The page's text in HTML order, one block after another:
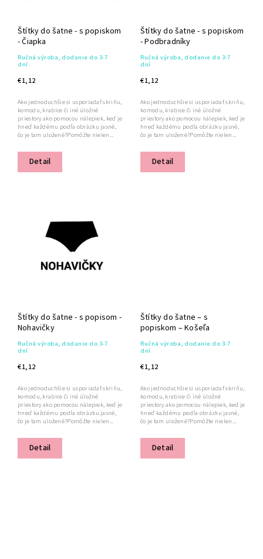
Štítky do šatne - s popiskom
- Čiapka
Ručná výroba, dodanie do 3-7
dní
€1,12
Detail
Ako jednoduchšie si usporiadať skriňu,
komodu, krabice či iné úložné
priestory ako pomocou nálepiek, keď je
hneď každému podľa obrázku jasné,
čo je tam uložené?Pomôžte nielen...
Štítky do šatne - s popiskom
- Podbradníky
Ručná výroba, dodanie do 3-7
dní
€1,12
Detail
Ako jednoduchšie si usporiadať skriňu,
komodu, krabice či iné úložné
priestory ako pomocou nálepiek, keď je
hneď každému podľa obrázku jasné,
čo je tam uložené?Pomôžte nielen...
Štítky do šatne - s popisom -
Nohavičky
Ručná výroba, dodanie do 3-7
dní
€1,12
Detail
Ako jednoduchšie si usporiadať skriňu,
komodu, krabice či iné úložné
priestory ako pomocou nálepiek, keď je
hneď každému podľa obrázku jasné,
čo je tam uložené?Pomôžte nielen...
Štítky do šatne – s
popiskom – Košeľa
Ručná výroba, dodanie do 3-7
dní
€1,12
Detail
Ako jednoduchšie si usporiadať skriňu,
komodu, krabice či iné úložné
priestory ako pomocou nálepiek, keď je
hneď každému podľa obrázku jasné,
čo je tam uložené?Pomôžte nielen...